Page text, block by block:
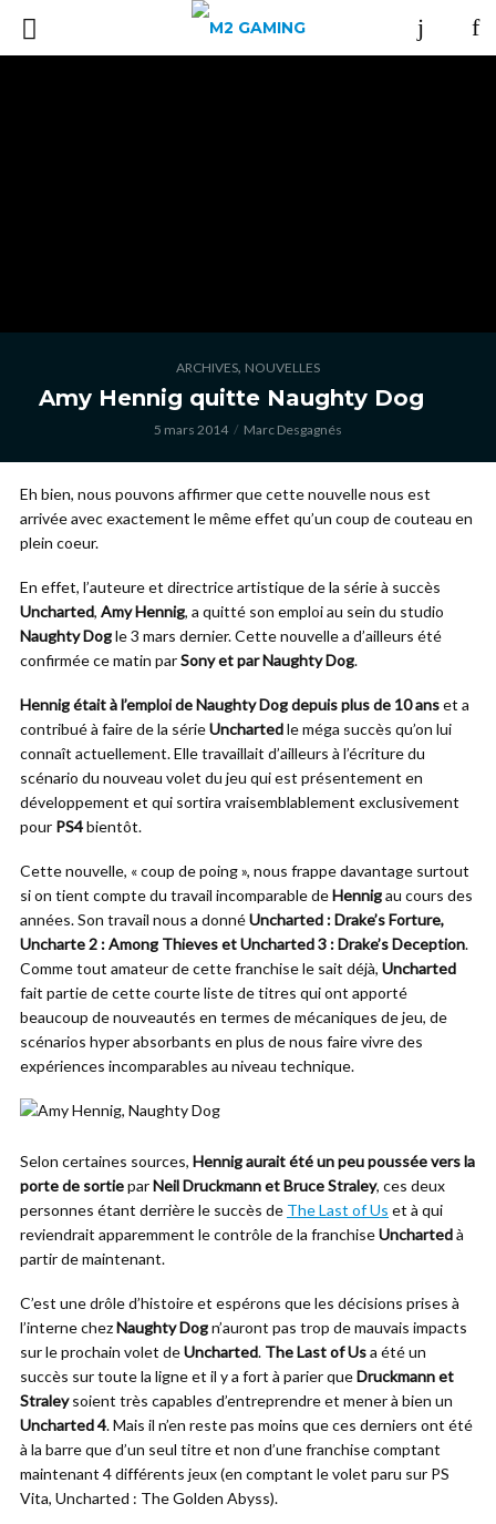
ARCHIVES, NOUVELLES
Amy Hennig quitte Naughty Dog
5 mars 2014 Marc Desgagnés
Eh bien, nous pouvons affirmer que cette nouvelle nous est
arrivée avec exactement le même effet qu’un coup de couteau en
plein coeur.
En effet, l’auteure et directrice artistique de la série à succès
Uncharted, Amy Hennig, a quitté son emploi au sein du studio
Naughty Dogle 3 mars dernier. Cette nouvelle a d’ailleurs été
confirmée ce matin parSony et par Naughty Dog.
Hennig était à l’emploi de Naughty Dog depuis plus de 10 anset a
contribué à faire de la sérieUnchartedle méga succès qu’on lui
connaît actuellement. Elle travaillait d’ailleurs à l’écriture du
scénario du nouveau volet du jeu qui est présentement en
développement et qui sortira vraisemblablement exclusivement
pour PS4bientôt.
Cette nouvelle, « coup de poing », nous frappe davantage surtout
si on tient compte du travail incomparable deHennigau cours des
années. Son travail nous a donnéUncharted : Drake’s Forture,
Uncharte 2 : Among Thieves et Uncharted 3 : Drake’s Deception.
Comme tout amateur de cette franchise le sait déjà, Uncharted
fait partie de cette courte liste de titres qui ont apporté
beaucoup de nouveautés en termes de mécaniques de jeu, de
scénarios hyper absorbants en plus de nous faire vivre des
expériences incomparables au niveau technique.
Selon certaines sources, Hennig aurait été un peu poussée vers la
porte de sortieparNeil Druckmann et Bruce Straley, ces deux
personnes étant derrière le succès de The Last of Us et à qui
reviendrait apparemment le contrôle de la franchiseUnchartedà
partir de maintenant.
C’est une drôle d’histoire et espérons que les décisions prises à
l’interne chezNaughty Dogn’auront pas trop de mauvais impacts
sur le prochain volet deUncharted. The Last of Usa été un
succès sur toute la ligne et il y a fort à parier queDruckmann et
Straleysoient très capables d’entreprendre et mener à bien un
Uncharted 4. Mais il n’en reste pas moins que ces derniers ont été
à la barre que d’un seul titre et non d’une franchise comptant
maintenant 4 différents jeux (en comptant le volet paru sur PS
Vita, Uncharted : The Golden Abyss).